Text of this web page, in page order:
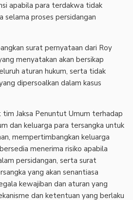
apabila para terdakwa tidak
selama proses persidangan
surat pernyataan dari Roy
menyatakan akan bersikap
aturan hukum, serta tidak
dipersoalkan dalam kasus
tim Jaksa Penuntut Umum terhadap
dan keluarga para tersangka untuk
mempertimbangkan keluarga
menerima risiko apabila
persidangan, serta surat
yang akan senantiasa
kewajiban dan aturan yang
dan ketentuan yang berlaku